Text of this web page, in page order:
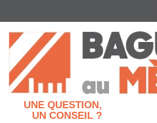
UNE QUESTION,
UN CONSEIL ?